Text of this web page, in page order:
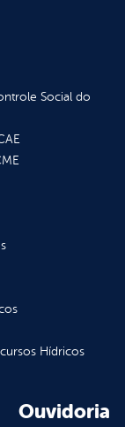
Social do
Hídricos
Ouvidoria